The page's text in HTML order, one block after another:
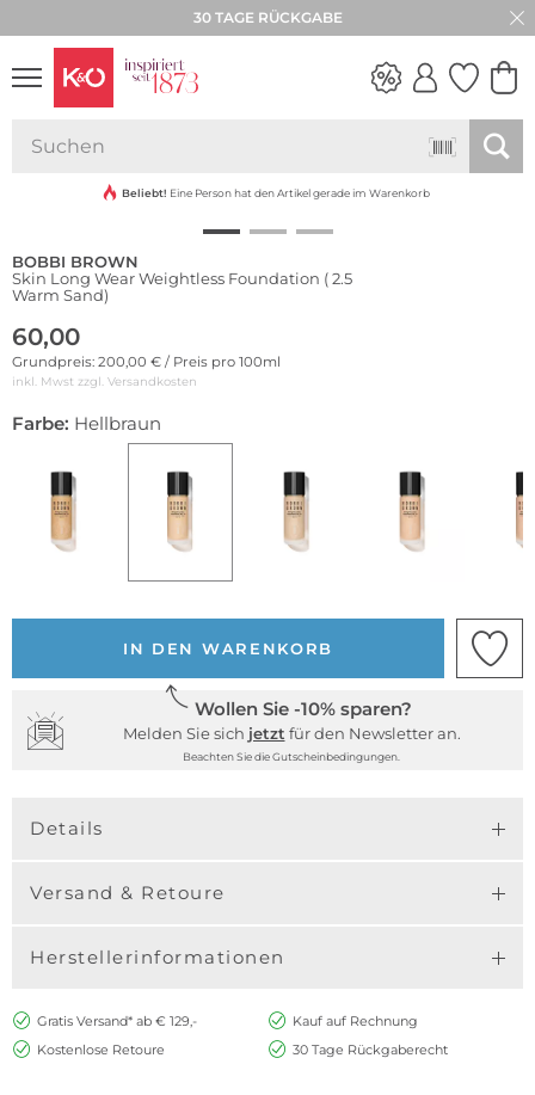
30 TAGE RÜCKGABE
VIBES
Beliebt! Eine Person hat den Artikel gerade im Warenkorb
BOBBI BROWN
Skin Long Wear Weightless Foundation ( 2.5
Warm Sand)
60,00
Grundpreis: 200,00 € / Preis pro 100ml
inkl. Mwst zzgl. Versandkosten
Farbe: Hellbraun
IN DEN WARENKORB
Wollen Sie -10% sparen?
Melden Sie sich jetzt für den Newsletter an.
Beachten Sie die Gutscheinbedingungen.
Details
Versand & Retoure
Herstellerinformationen
Gratis Versand* ab € 129,-
Kauf auf Rechnung
Kostenlose Retoure
30 Tage Rückgaberecht